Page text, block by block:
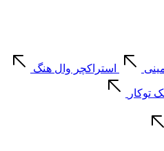
استراکچر وال هنگ
توکار